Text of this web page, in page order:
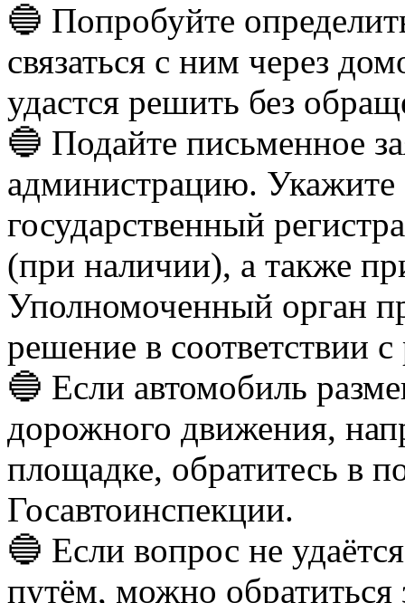
🔵 Попробуйте
связаться с ним через
удастся решить без
🔵 Подайте письменное
администрацию. Укажите
государственный
(при наличии), а также
Уполномоченный орган
решение в соответствии
🔵 Если автомобиль
дорожного движения,
площадке, обратитесь в
Госавтоинспекции.
🔵 Если вопрос не
путём, можно обратиться